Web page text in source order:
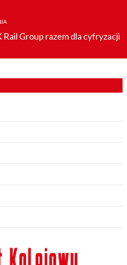
Rail Group razem dla cyfryzacji